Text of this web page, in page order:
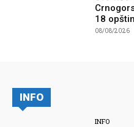
18
08/08/2026
INFO
INFO